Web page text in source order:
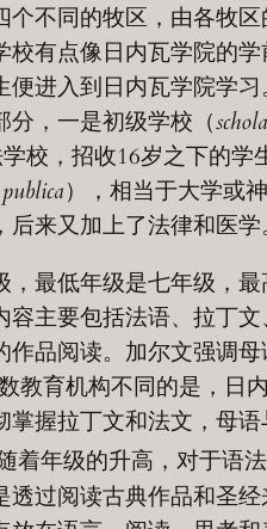
个不同的牧区，由各牧区
校有点像日内瓦学院的学
便进入到日内瓦学院学习
分，一是初级学校（schola
校，招收16岁之下的学
），相当于大学或
后来又加上了法律和医学
，最低年级是七年级，最
容主要包括法语、拉丁文
作品阅读。加尔文强调母
教育机构不同的是，日
掌握拉丁文和法文，母语
着年级的升高，对于语
透过阅读古典作品和圣经